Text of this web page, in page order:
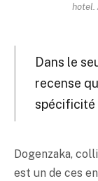
hotel.
Dans le
recense
spécificité
Dogenzaka,
est un de ces